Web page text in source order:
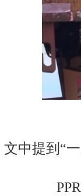
文中提到“